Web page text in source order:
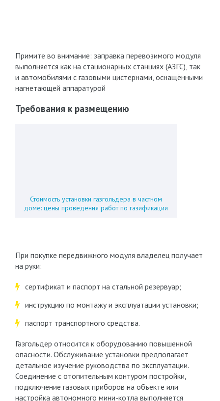
Примите во внимание: заправка перевозимого модуля
выполняется как на стационарных станциях (АЗГС), так
и автомобилями с газовыми цистернами, оснащёнными
нагнетающей аппаратурой
Требования к размещению
Стоимость установки газгольдера в частном
доме: цены проведения работ по газификации
При покупке передвижного модуля владелец получает
на руки:
сертификат и паспорт на стальной резервуар;
инструкцию по монтажу и эксплуатации установки;
паспорт транспортного средства.
Газгольдер относится к оборудованию повышенной
опасности. Обслуживание установки предполагает
детальное изучение руководства по эксплуатации.
Соединение с отопительным контуром постройки,
подключение газовых приборов на объекте или
настройка автономного мини-котла выполняется